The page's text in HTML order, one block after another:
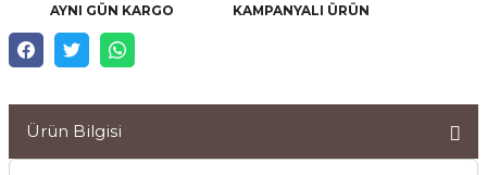
AYNI GÜN KARGO KAMPANYALI ÜRÜN
Ürün Bilgisi